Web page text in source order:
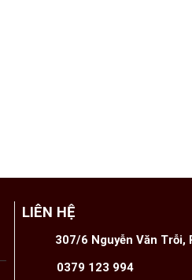
LIÊN HỆ
307/6 Nguyễn Văn Trỗi,
0379 123 994